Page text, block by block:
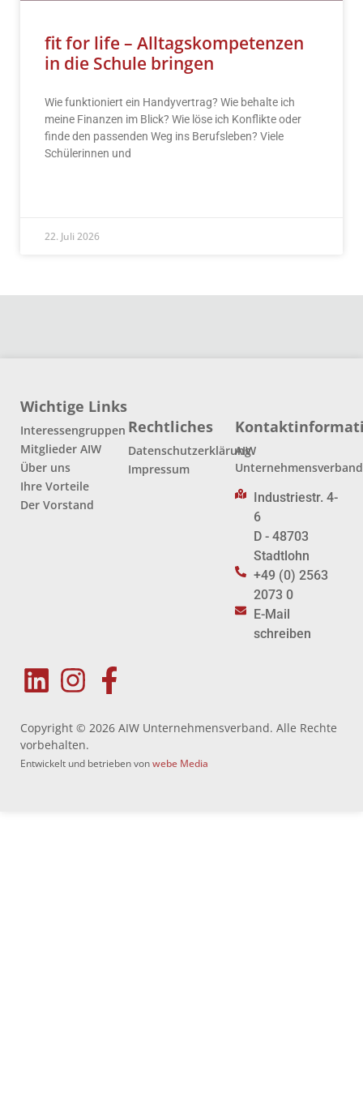
fit for life – Alltagskompetenzen
in die Schule bringen
Wie funktioniert ein Handyvertrag? Wie behalte ich
meine Finanzen im Blick? Wie löse ich Konflikte oder
finde den passenden Weg ins Berufsleben? Viele
Schülerinnen und
22. Juli 2026
Wichtige Links
Interessengruppen
Mitglieder AIW
Über uns
Ihre Vorteile
Der Vorstand
Rechtliches
Datenschutzerklärung
Impressum
AIW
Unternehmensverband
Industriestr. 4-
6
D - 48703
Stadtlohn
+49 (0) 2563
2073 0
E-Mail
schreiben
Copyright © 2026 AIW Unternehmensverband. Alle Rechte
vorbehalten.
Entwickelt und betrieben vonwebe Media